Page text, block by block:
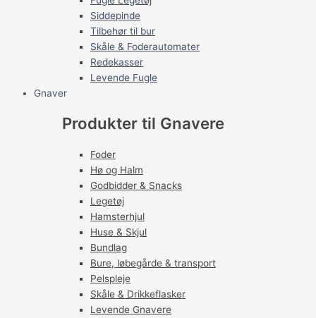
Siddepinde
Tilbehør til bur
Skåle & Foderautomater
Redekasser
Levende Fugle
Gnaver
Produkter til Gnavere
Foder
Hø og Halm
Godbidder & Snacks
Legetøj
Hamsterhjul
Huse & Skjul
Bundlag
Bure, løbegårde & transport
Pelspleje
Skåle & Drikkeflasker
Levende Gnavere